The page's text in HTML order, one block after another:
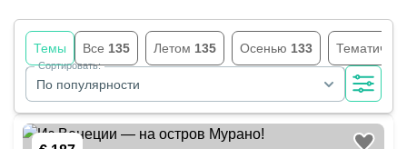
Темы Все 135 Летом 135 Осенью 133
По популярности
Сортировать: